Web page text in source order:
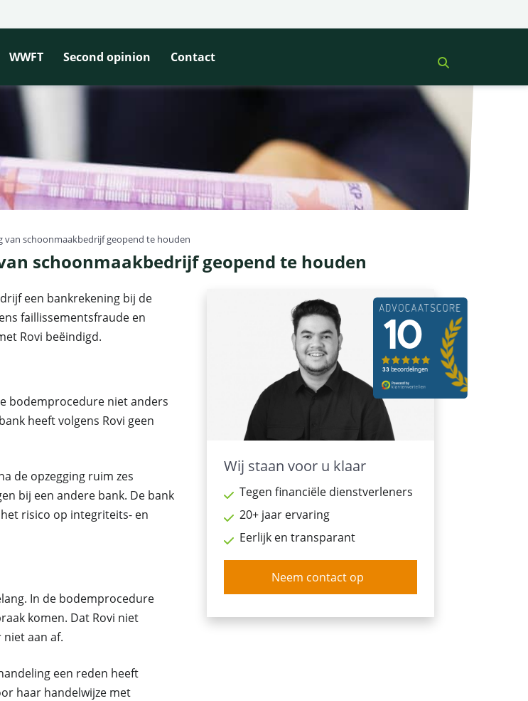
WWFT Second opinion Contact
van schoonmaakbedrijf geopend te houden
schoonmaakbedrijf geopend te houden
een bankrekening bij de
faillissementsfraude en
Rovi beëindigd.
bodemprocedure niet anders
heeft volgens Rovi geen
de opzegging ruim zes
bij een andere bank. De bank
risico op integriteits- en
In de bodemprocedure
komen. Dat Rovi niet
aan af.
een reden heeft
haar handelwijze met
Wij staan voor u klaar
Tegen financiële dienstverleners
20+ jaar ervaring
Eerlijk en transparant
Neem contact op